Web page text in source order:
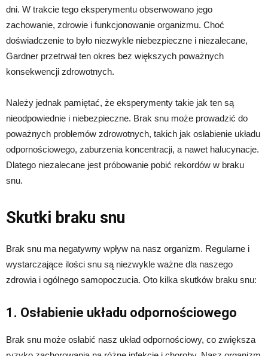
dni. W trakcie tego eksperymentu obserwowano jego
zachowanie, zdrowie i funkcjonowanie organizmu. Choć
doświadczenie to było niezwykle niebezpieczne i niezalecane,
Gardner przetrwał ten okres bez większych poważnych
konsekwencji zdrowotnych.
Należy jednak pamiętać, że eksperymenty takie jak ten są
nieodpowiednie i niebezpieczne. Brak snu może prowadzić do
poważnych problemów zdrowotnych, takich jak osłabienie układu
odpornościowego, zaburzenia koncentracji, a nawet halucynacje.
Dlatego niezalecane jest próbowanie pobić rekordów w braku
snu.
Skutki braku snu
Brak snu ma negatywny wpływ na nasz organizm. Regularne i
wystarczające ilości snu są niezwykle ważne dla naszego
zdrowia i ogólnego samopoczucia. Oto kilka skutków braku snu:
1. Osłabienie układu odpornościowego
Brak snu może osłabić nasz układ odpornościowy, co zwiększa